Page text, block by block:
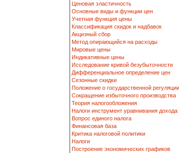
Ценовая эластичность
Основные виды и функции цен
Учетная функция цены
Классификация скидок и надбавок
Акцизный сбор
Метод опирающийся на расходы
Мировые цены
Индикативные цены
Исследование кривой безубыточности
Дифференциальное определение цен
Сезонные скидки
Положение о государственной регуляции
Сокращение избыточного производства
Теория налогообложения
Налоги инструмент уравнивания дохода
Вопрос единого налога
Финансовая база
Критика налоговой политики
Налоги
Построение экономических графиков